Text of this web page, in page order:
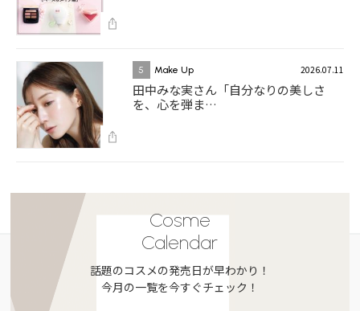
5 Make Up 2026.07.11
田中みな実さん「自分なりの美しさ
を、心を弾ま…
Cosme
Calendar
話題のコスメの発売日が早わかり！
今月の一覧を今すぐチェック！